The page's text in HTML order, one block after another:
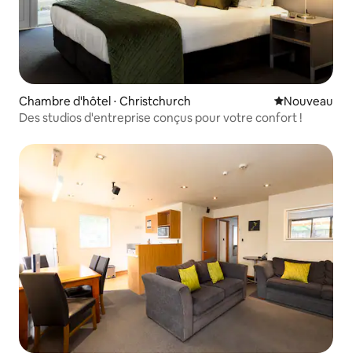
Chambre d'hôtel ⋅ Christchurch Nouvel
Nouveau
Des studios d'entreprise conçus pour votre confort !